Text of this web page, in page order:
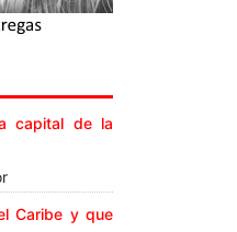
capital de la
Caribe y que